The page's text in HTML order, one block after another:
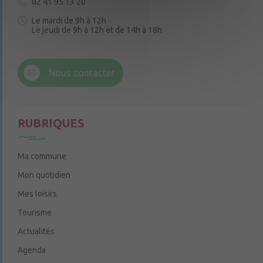
Le mardi de 9h à 12h
Le jeudi de 9h à 12h et de 14h à 18h
Nous contacter
RUBRIQUES
Ma commune
Mon quotidien
Mes loisirs
Tourisme
Actualités
Agenda